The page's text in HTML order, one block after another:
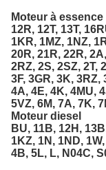
Moteur à essence
12R, 12T, 13T,
1KR, 1MZ, 1NZ,
20R, 21R, 22R,
2RZ, 2S, 2SZ, 2T,
3F, 3GR, 3K, 3RZ,
4A, 4E, 4K, 4MU,
5VZ, 6M, 7A, 7K,
Moteur diesel
BU, 11B, 12H,
1KZ, 1N, 1ND,
4B, 5L, L, N04C,